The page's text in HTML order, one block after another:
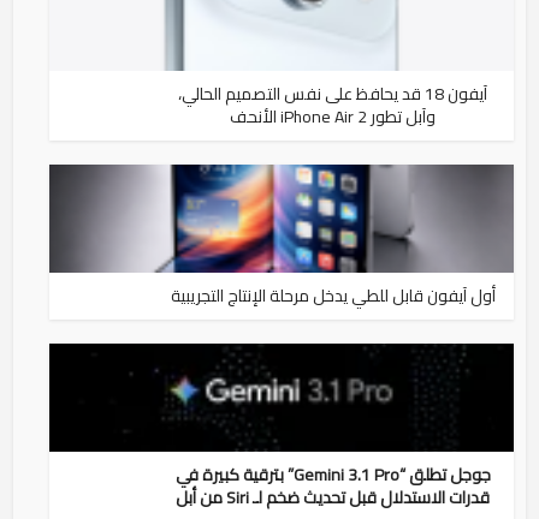
آيفون 18 قد يحافظ على نفس التصميم الحالي،
وآبل تطور iPhone Air 2 الأنحف
أول آيفون قابل للطي يدخل مرحلة الإنتاج التجريبية
جوجل تطلق “Gemini 3.1 Pro” بترقية كبيرة في
قدرات الاستدلال قبل تحديث ضخم لـ Siri من أبل